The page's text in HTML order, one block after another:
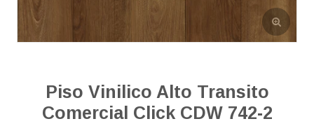
Piso Vinilico Alto Transito
Comercial Click CDW 742-2